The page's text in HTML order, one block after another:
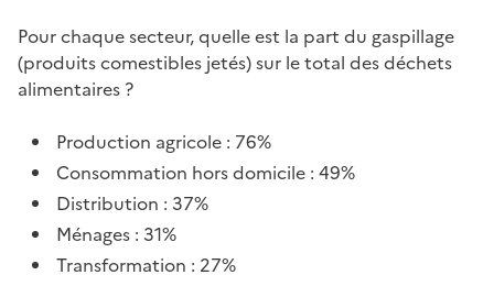
Pour chaque secteur, quelle est la part du gaspillage
(produits comestibles jetés) sur le total des déchets
alimentaires ?
Production agricole : 76%
Consommation hors domicile : 49%
Distribution : 37%
Ménages : 31%
Transformation : 27%